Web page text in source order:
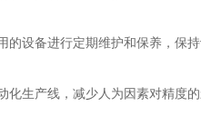
的设备进行定期维护和保养，保
化生产线，减少人为因素对精度